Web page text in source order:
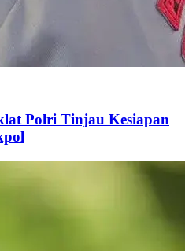
Polri Tinjau Kesiapan